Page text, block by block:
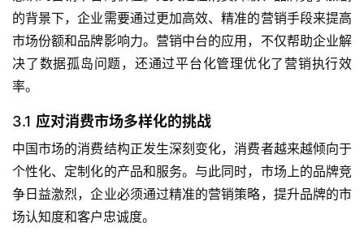
的背景下，企业需要通过更加高效、精准的营销手段来提高
市场份额和品牌影响力。营销中台的应用，不仅帮助企业解
决了数据孤岛问题，还通过平台化管理优化了营销执行效
率。
3.1 应对消费市场多样化的挑战
中国市场的消费结构正发生深刻变化，消费者越来越倾向于
个性化、定制化的产品和服务。与此同时，市场上的品牌竞
争日益激烈，企业必须通过精准的营销策略，提升品牌的市
场认知度和客户忠诚度。